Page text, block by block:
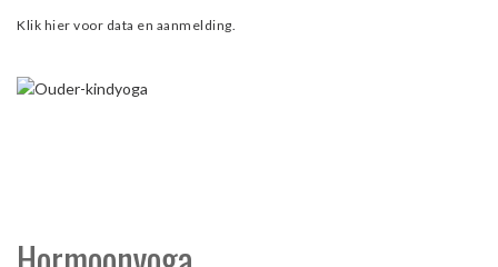
Klik hier voor data en aanmelding.